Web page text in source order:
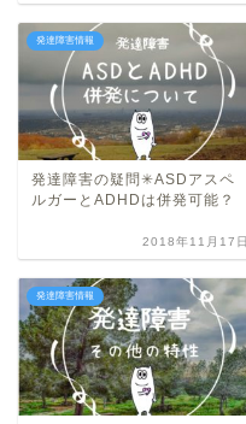
発達障害情報
発達障害の疑問✳︎ASDアスペ
ルガーとADHDは併発可能？
2018年11月17日
発達障害情報